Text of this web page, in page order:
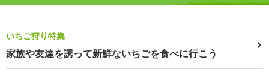
いちご狩り特集
家族や友達を誘って新鮮ないちごを食べに行こう